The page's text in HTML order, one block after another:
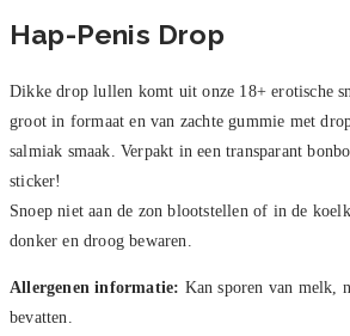
Hap-Penis Drop
Dikke drop lullen komt uit onze 18+ erotische
groot in formaat en van zachte gummie met
salmiak smaak. Verpakt in een transparant
sticker!
Snoep niet aan de zon blootstellen of in de
donker en droog bewaren.
Allergenen informatie: Kan sporen van melk,
bevatten.